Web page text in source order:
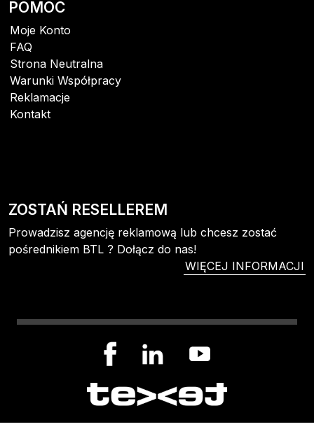
POMOC
Moje Konto
FAQ
Strona Neutralna
Warunki Współpracy
Reklamacje
Kontakt
ZOSTAŃ RESELLEREM
Prowadzisz agencję reklamową lub chcesz zostać
pośrednikiem BTL ? Dołącz do nas!
WIĘCEJ INFORMACJI